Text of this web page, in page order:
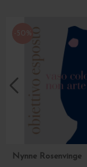
-50%
Nynne Rosenvinge